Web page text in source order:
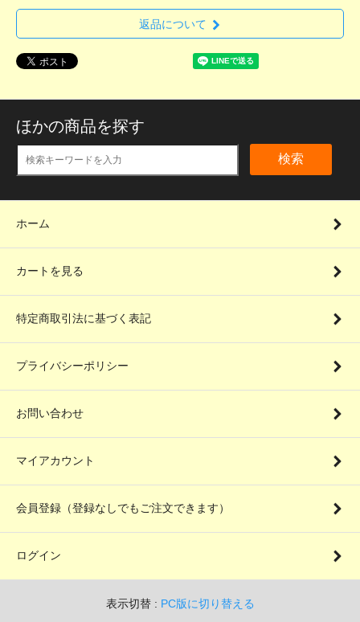
返品について
ほかの商品を探す
検索
ホーム
カートを見る
特定商取引法に基づく表記
プライバシーポリシー
お問い合わせ
マイアカウント
会員登録（登録なしでもご注文できます）
ログイン
表示切替 : PC版に切り替える